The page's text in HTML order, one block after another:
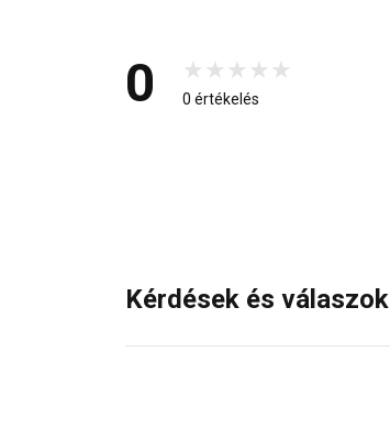
0 0 értékelés
Kérdések és válaszok